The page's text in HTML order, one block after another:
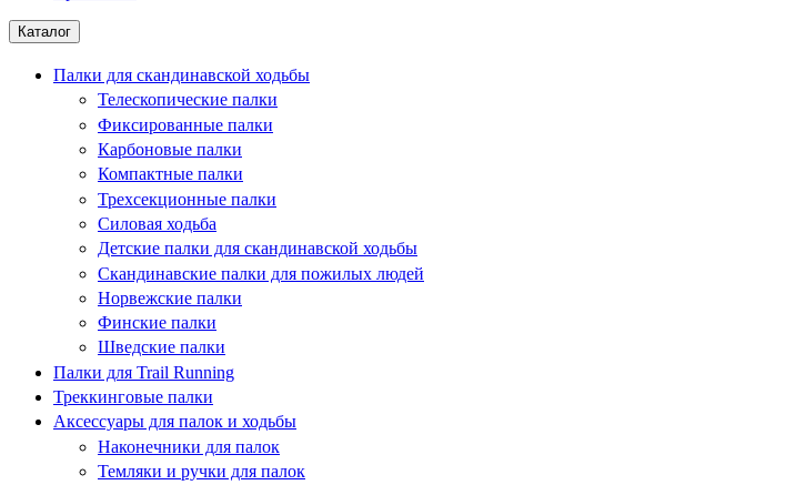
Каталог
Палки для скандинавской ходьбы
Телескопические палки
Фиксированные палки
Карбоновые палки
Компактные палки
Трехсекционные палки
Силовая ходьба
Детские палки для скандинавской ходьбы
Скандинавские палки для пожилых людей
Норвежские палки
Финские палки
Шведские палки
Палки для Trail Running
Треккинговые палки
Аксессуары для палок и ходьбы
Наконечники для палок
Темляки и ручки для палок